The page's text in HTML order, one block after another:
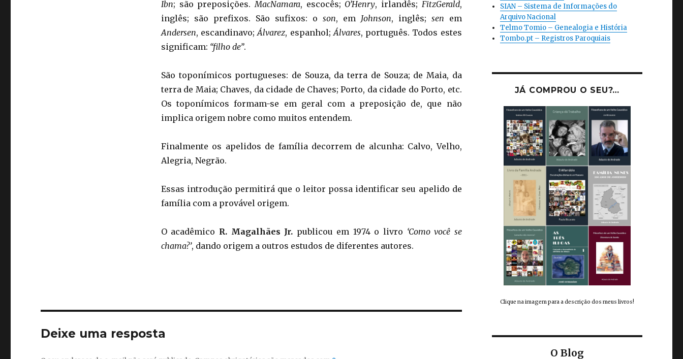
Ibn; são preposições.MacNamara, escocês; O’Henry, irlandês; FitzGerald,
inglês; são prefixos. São sufixos: o son, em Johnson, inglês; sen em
Andersen, escandinavo;Álvarez, espanhol;Álvares, português. Todos estes
significam: “filho de”.
São toponímicos portugueses: de Souza, da terra de Souza; de Maia, da
terra de Maia; Chaves, da cidade de Chaves; Porto, da cidade do Porto, etc.
Os toponímicos formam-se em geral com a preposição de, que não
implica origem nobre como muitos entendem.
Finalmente os apelidos de família decorrem de alcunha: Calvo, Velho,
Alegria, Negrão.
Essas introdução permitirá que o leitor possa identificar seu apelido de
família com a provável origem.
O acadêmico R. Magalhães Jr. publicou em 1974 o livro ‘Como você se
chama?’, dando origem a outros estudos de diferentes autores.
Deixe uma resposta
SIAN – Sistema de Informações do
Arquivo Nacional
Telmo Tomio – Genealogia e História
Tombo.pt – Registros Paroquiais
JÁ COMPROU O SEU?…
Clique na imagem para a descrição dos meus livros!
O Blog